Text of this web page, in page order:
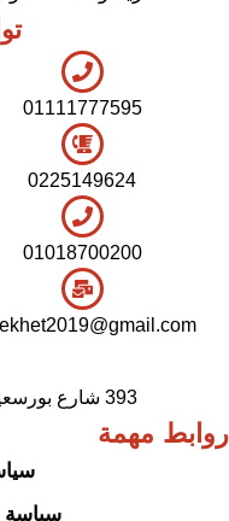
01111777595
0225149624
01018700200
روابط مهمة
سياسة
393 شارع بورسعيد مول وكالة الازهر يالقاهرة